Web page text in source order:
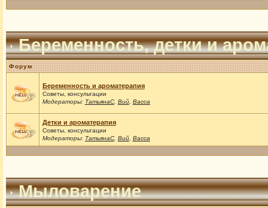
Беременность, детки и
Форум
Беременность и ароматерапия
Советы, консультации
Модераторы: ТатьянаС, Вий, Васса
Детки и ароматерапия
Советы, консультации
Модераторы: ТатьянаС, Вий, Васса
Мыловарение